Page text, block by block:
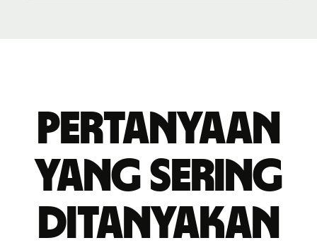
Pertanyaan
yang sering
ditanyakan